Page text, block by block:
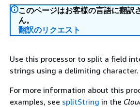
このページはお客様の言語に翻訳
ん。
翻訳のリクエスト
Use this processor to split a field
strings using a delimiting character.
For more information about this
examples, see splitString in the